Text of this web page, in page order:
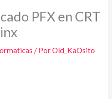
PFX en CRT
/ PorOld_KaOsito